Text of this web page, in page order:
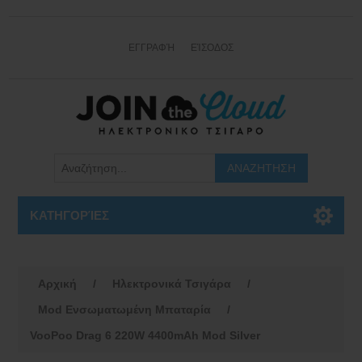
ΕΓΓΡΑΦΉ ΕΊΣΟΔΟΣ
ΚΑΤΗΓΟΡΊΕΣ
Αρχική / Ηλεκτρονικά Τσιγάρα
/
Mod Ενσωματωμένη Μπαταρία
/
VooPoo Drag 6 220W 4400mAh Mod Silver